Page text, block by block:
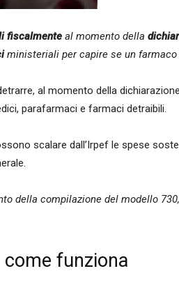
fiscalmente al momento della
ministeriali per capire se un farmaco
al momento della
parafarmaci e farmaci detraibili.
scalare dall’Irpef le spese
della compilazione del modello
funziona